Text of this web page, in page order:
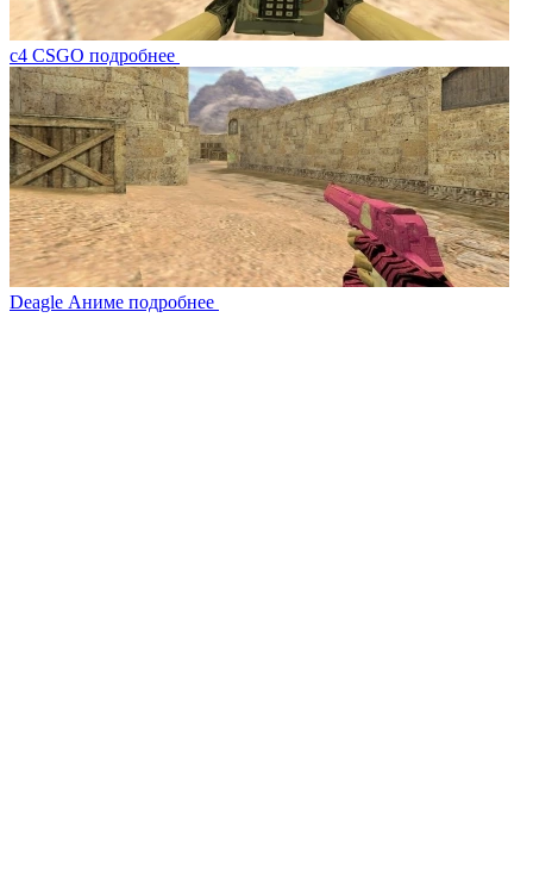
c4 CSGO подробнее
Deagle Аниме подробнее